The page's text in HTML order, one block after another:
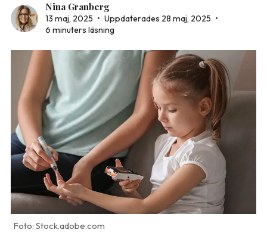
Nina Granberg
13 maj, 2025 • Uppdaterades 28 maj, 2025 •
6 minuters läsning
Stock.adobe.com